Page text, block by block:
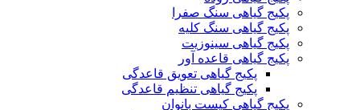
پکیج گیاهی سنگ صفرا
پکیج گیاهی سنگ کلیه
پکیج گیاهی سینوزیت
پکیج گیاهی قاعده آور
پکیج گیاهی تعویق قاعدگی
پکیج گیاهی تنظیم قاعدگی
پکیج گیاهی کیست بانوان